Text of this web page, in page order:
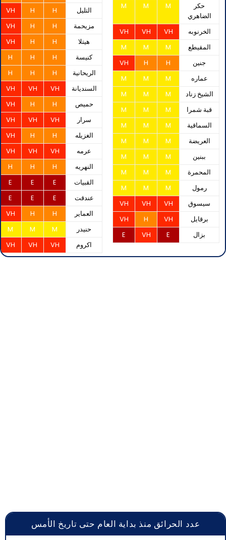
حكر
الضاهري
M
M
M
الخرنوبه VH
VH
VH
المقيطع
M
M
M
جنين
H
H
VH
عماره
M
M
M
الشيخ زناد
M
M
M
قبة شمرا
M
M
M
السماقية
M
M
M
العريضة
M
M
M
ببنين
M
M
M
المحمرة
M
M
M
رمول
M
M
M
سيسوق
VH
VH
VH
برقايل
VH
H
VH
بزال
E
VH
E
التليل
H
H
VH
مزيحمة
H
H
VH
هيتلا
H
H
VH
كنيسة
H
H
H
الريحانية
H
H
H
السنديانة
VH
VH
VH
حميص
H
H
VH
سرار
VH
VH
VH
الغزيله
H
H
VH
عرمه
VH
VH
VH
النهريه
H
H
H
القبيات
E
E
E
عندقت
E
E
E
العماير
H
H
VH
حنيدر
M
M
M
اكروم
VH
VH
VH
عدد الحرائق منذ بداية العام حتى تاريخ الأمس